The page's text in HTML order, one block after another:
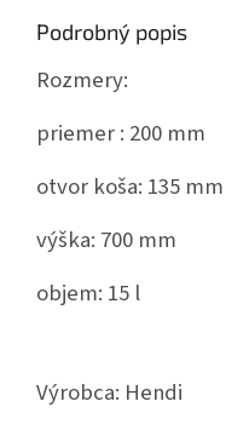
Podrobný popis
Rozmery:
priemer : 200 mm
otvor koša: 135 mm
výška: 700 mm
objem: 15 l
Výrobca: Hendi